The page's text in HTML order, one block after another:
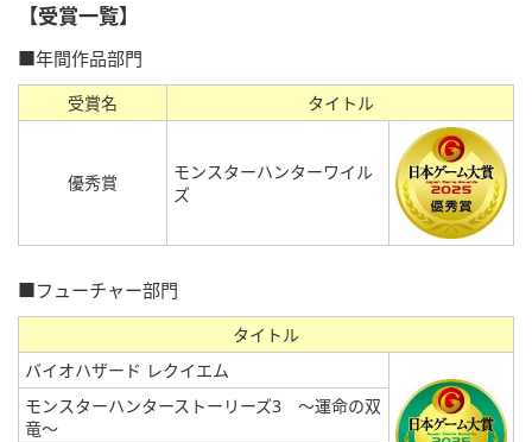
【受賞一覧】
■年間作品部門
受賞名 タイトル
優秀賞
モンスターハンターワイル
ズ
■フューチャー部門
タイトル
バイオハザード レクイエム
モンスターハンターストーリーズ3 ～運命の双
竜～